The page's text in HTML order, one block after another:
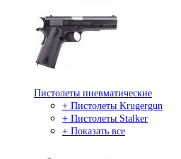
Пистолеты пневматические
+ Пистолеты Krugergun
+ Пистолеты Stalker
+ Показать все